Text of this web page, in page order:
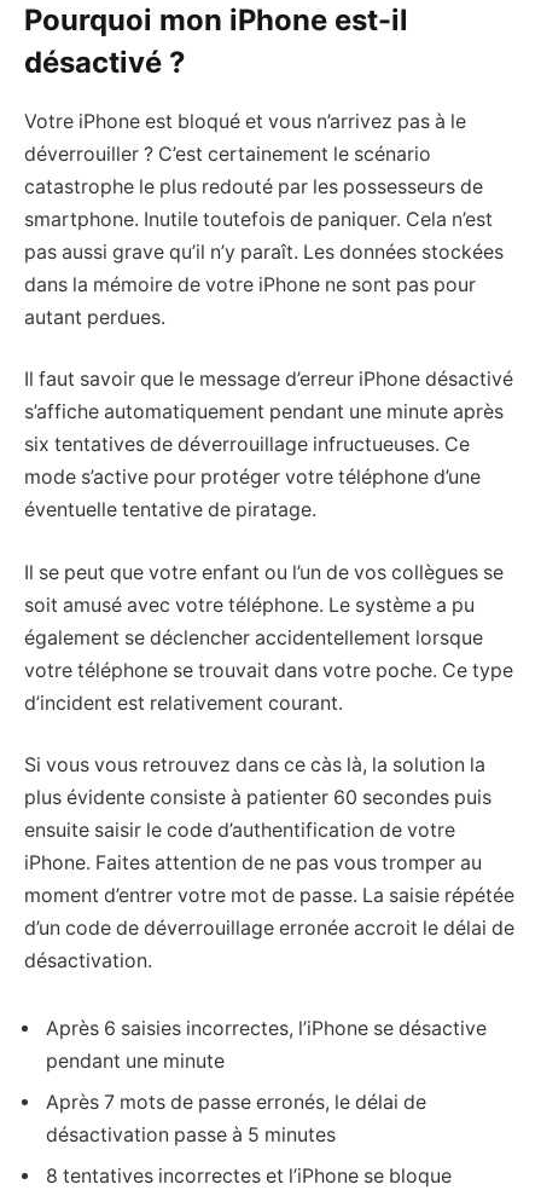
Pourquoi mon iPhone est-il
désactivé ?
Votre iPhone est bloqué et vous n’arrivez pas à le
déverrouiller ? C’est certainement le scénario
catastrophe le plus redouté par les possesseurs de
smartphone. Inutile toutefois de paniquer. Cela n’est
pas aussi grave qu’il n’y paraît. Les données stockées
dans la mémoire de votre iPhone ne sont pas pour
autant perdues.
Il faut savoir que le message d’erreur iPhone désactivé
s’affiche automatiquement pendant une minute après
six tentatives de déverrouillage infructueuses. Ce
mode s’active pour protéger votre téléphone d’une
éventuelle tentative de piratage.
Il se peut que votre enfant ou l’un de vos collègues se
soit amusé avec votre téléphone. Le système a pu
également se déclencher accidentellement lorsque
votre téléphone se trouvait dans votre poche. Ce type
d’incident est relativement courant.
Si vous vous retrouvez dans ce càs là, la solution la
plus évidente consiste à patienter 60 secondes puis
ensuite saisir le code d’authentification de votre
iPhone. Faites attention de ne pas vous tromper au
moment d’entrer votre mot de passe. La saisie répétée
d’un code de déverrouillage erronée accroit le délai de
désactivation.
Après 6 saisies incorrectes, l’iPhone se désactive
pendant une minute
Après 7 mots de passe erronés, le délai de
désactivation passe à 5 minutes
8 tentatives incorrectes et l’iPhone se bloque